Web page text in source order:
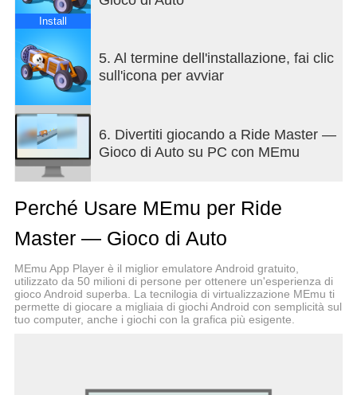
Install
5. Al termine dell'installazione, fai clic
sull'icona per avviar
6. Divertiti giocando a Ride Master —
Gioco di Auto su PC con MEmu
Perché Usare MEmu per Ride
Master — Gioco di Auto
MEmu App Player è il miglior emulatore Android gratuito,
utilizzato da 50 milioni di persone per ottenere un'esperienza di
gioco Android superba. La tecnilogia di virtualizzazione MEmu ti
permette di giocare a migliaia di giochi Android con semplicità sul
tuo computer, anche i giochi con la grafica più esigente.